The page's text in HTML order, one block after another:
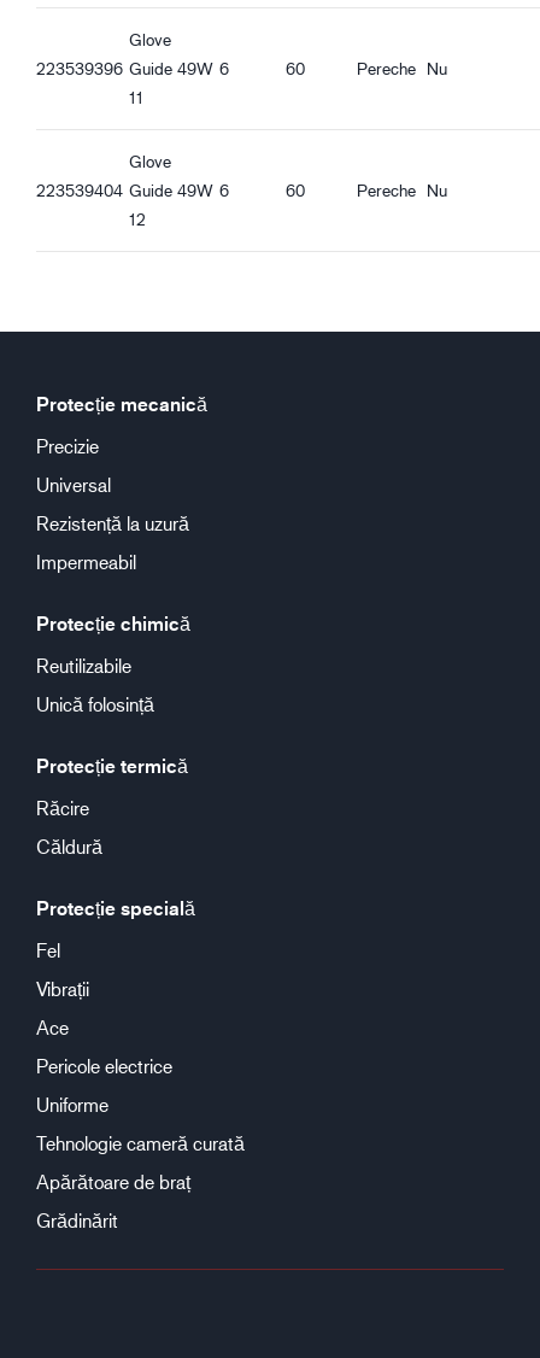
223539396
Glove
Guide 49W
11
6 60 Pereche Nu
223539404
Glove
Guide 49W
12
6 60 Pereche Nu
Protecție mecanică
Precizie
Universal
Rezistență la uzură
Impermeabil
Protecție chimică
Reutilizabile
Unică folosință
Protecție termică
Răcire
Căldură
Protecție specială
Fel
Vibrații
Ace
Pericole electrice
Uniforme
Tehnologie cameră curată
Apărătoare de braț
Grădinărit